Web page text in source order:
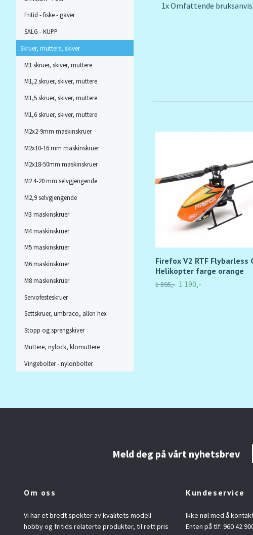
Fritid - fiske - gaver
SALG - KUPP
Skruer, muttere, skiver
M1 skruer, skiver, muttere
M1,2 skruer, skiver, muttere
M1,5 skruer, skiver, muttere
M1,6 skruer, skiver, muttere
M2x2-9mm maskinskruer
M2x10-16 mm maskinskruer
M2x18-50mm maskinskruer
M2 4-20 mm selvgjengende
M2,9 selvgjengende
M3 maskinskruer
M4 maskinskruer
M5 maskinskruer
M6 maskinskruer
M8 maskinskruer
Servofesteskruer
Settskruer, umbraco, allen hex
Stopp og sprengskiver
Muttere, nylock, klomuttere
Vingebolter - nylonbolter
1x Omfattende
Firefox V2 RTF Flybarless
Helikopter farge orange
1 595,- 1 190,-
Meld deg på vårt nyhetsbrev
Om oss
Vi har et bredt spekter av kvalitets modell
hobby og fritids relaterte produkter, til rett pris
Kundeservice
Ikke nøl med å
Enten på tlf: 960 42